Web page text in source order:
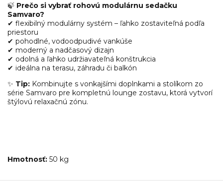
🍃 Prečo si vybrať rohovú modulárnu sedačku
Samvaro?
✔ flexibilný modulárny systém – ľahko zostaviteľná podľa
priestoru
✔ pohodlné, vodoodpudivé vankúše
✔ moderný a nadčasový dizajn
✔ odolná a ľahko udržiavateľná konštrukcia
✔ ideálna na terasu, záhradu či balkón
✨ Tip: Kombinujte s vonkajšími doplnkami a stolíkom zo
série Samvaro pre kompletnú lounge zostavu, ktorá vytvorí
štýlovú relaxačnú zónu.
Hmotnosť: 50 kg